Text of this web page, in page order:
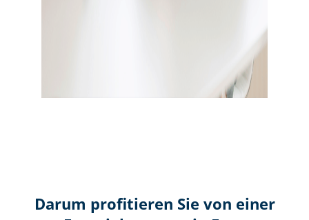
Darum profitieren Sie von einer